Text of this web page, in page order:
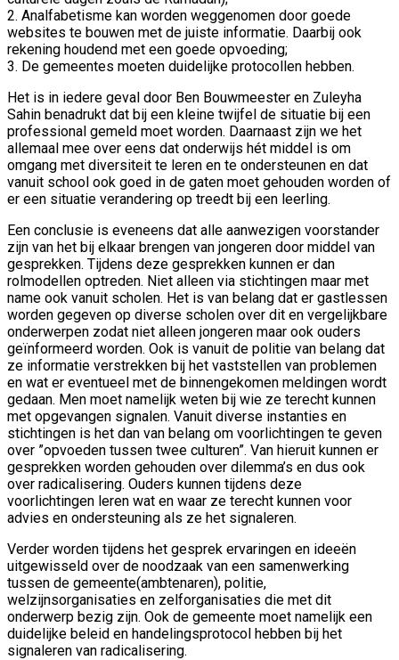
2. Analfabetisme kan worden weggenomen door goede
websites te bouwen met de juiste informatie. Daarbij ook
rekening houdend met een goede opvoeding;
3. De gemeentes moeten duidelijke protocollen hebben.
Het is in iedere geval door Ben Bouwmeester en Zuleyha
Sahin benadrukt dat bij een kleine twijfel de situatie bij een
professional gemeld moet worden. Daarnaast zijn we het
allemaal mee over eens dat onderwijs hét middel is om
omgang met diversiteit te leren en te ondersteunen en dat
vanuit school ook goed in de gaten moet gehouden worden of
er een situatie verandering op treedt bij een leerling.
Een conclusie is eveneens dat alle aanwezigen voorstander
zijn van het bij elkaar brengen van jongeren door middel van
gesprekken. Tijdens deze gesprekken kunnen er dan
rolmodellen optreden. Niet alleen via stichtingen maar met
name ook vanuit scholen. Het is van belang dat er gastlessen
worden gegeven op diverse scholen over dit en vergelijkbare
onderwerpen zodat niet alleen jongeren maar ook ouders
geïnformeerd worden. Ook is vanuit de politie van belang dat
ze informatie verstrekken bij het vaststellen van problemen
en wat er eventueel met de binnengekomen meldingen wordt
gedaan. Men moet namelijk weten bij wie ze terecht kunnen
met opgevangen signalen. Vanuit diverse instanties en
stichtingen is het dan van belang om voorlichtingen te geven
over ”opvoeden tussen twee culturen”. Van hieruit kunnen er
gesprekken worden gehouden over dilemma’s en dus ook
over radicalisering. Ouders kunnen tijdens deze
voorlichtingen leren wat en waar ze terecht kunnen voor
advies en ondersteuning als ze het signaleren.
Verder worden tijdens het gesprek ervaringen en ideeën
uitgewisseld over de noodzaak van een samenwerking
tussen de gemeente(ambtenaren), politie,
welzijnsorganisaties en zelforganisaties die met dit
onderwerp bezig zijn. Ook de gemeente moet namelijk een
duidelijke beleid en handelingsprotocol hebben bij het
signaleren van radicalisering.